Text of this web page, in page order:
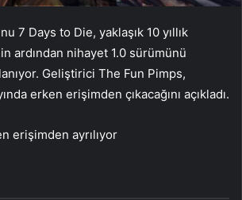
7 Days to Die, yaklaşık 10 yıllık
ardından nihayet 1.0 sürümünü
Geliştirici The Fun Pimps,
erken erişimden çıkacağını açıkladı.
erişimden ayrılıyor